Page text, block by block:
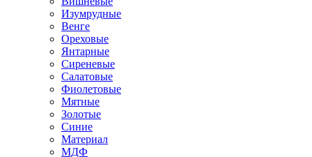
Изумрудные
Венге
Ореховые
Янтарные
Сиреневые
Салатовые
Фиолетовые
Мятные
Золотые
Синие
Материал
МДФ